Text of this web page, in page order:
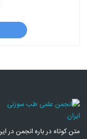
متن کوتاه در باره انجمن